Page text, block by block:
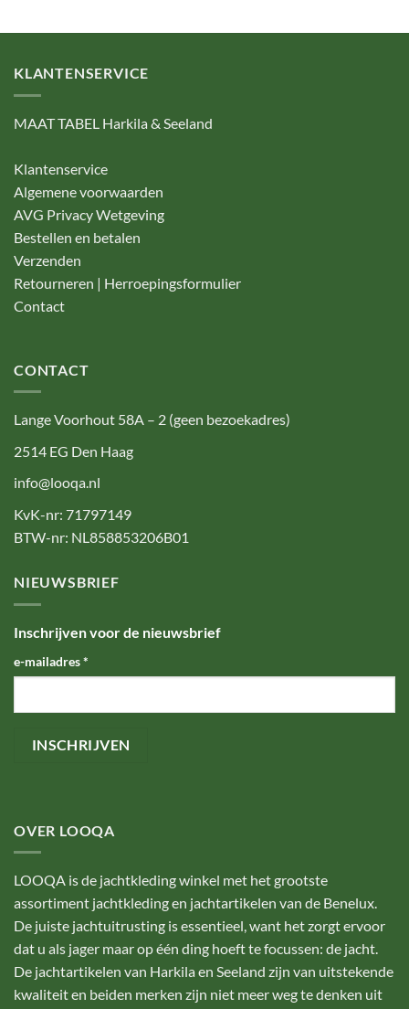
KLANTENSERVICE
MAAT TABEL Harkila & Seeland
Klantenservice
Algemene voorwaarden
AVG Privacy Wetgeving
Bestellen en betalen
Verzenden
Retourneren | Herroepingsformulier
Contact
CONTACT
Lange Voorhout 58A – 2 (geen bezoekadres)
2514 EG Den Haag
info@looqa.nl
KvK-nr: 71797149
BTW-nr: NL858853206B01
NIEUWSBRIEF
Inschrijven voor de nieuwsbrief
e-mailadres*
OVER LOOQA
LOOQA is de jachtkleding winkel met het grootste
assortiment jachtkleding en jachtartikelen van de Benelux.
De juiste jachtuitrusting is essentieel, want het zorgt ervoor
dat u als jager maar op één ding hoeft te focussen: de jacht.
De jachtartikelen van Harkila en Seeland zijn van uitstekende
kwaliteit en beiden merken zijn niet meer weg te denken uit